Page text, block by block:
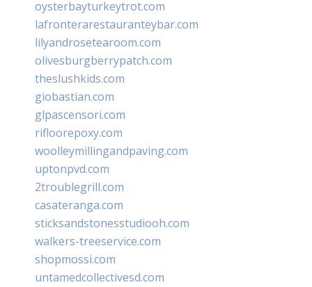
oysterbayturkeytrot.com
lafronterarestauranteybar.com
lilyandrosetearoom.com
olivesburgberrypatch.com
theslushkids.com
giobastian.com
glpascensori.com
rifloorepoxy.com
woolleymillingandpaving.com
uptonpvd.com
2troublegrill.com
casateranga.com
sticksandstonesstudiooh.com
walkers-treeservice.com
shopmossi.com
untamedcollectivesd.com